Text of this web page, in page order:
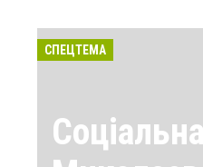
СПЕЦТЕМА